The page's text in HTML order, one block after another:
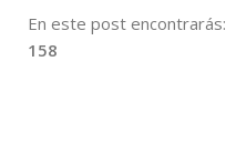
En este post encontrarás:
158